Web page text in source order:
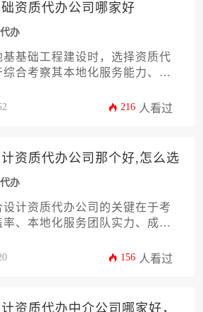
资质代办公司哪家好
办
基础工程建设时，选择资质代
合考察其本地化服务能力、行
办理实力与在地化风险管控体
216 人看过
资质代办公司那个好,怎么选
办
计资质代办公司的关键在于考
、本地化服务团队实力、成功
策。
156 人看过
资质代办中介公司哪家好，